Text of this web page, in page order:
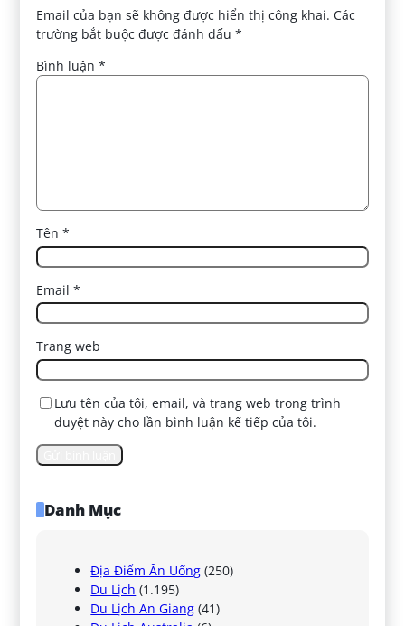
Email của bạn sẽ không được hiển thị công khai. Các
trường bắt buộc được đánh dấu*
Bình luận*
Tên*
Email*
Trang web
Lưu tên của tôi, email, và trang web trong trình
duyệt này cho lần bình luận kế tiếp của tôi.
Danh Mục
Địa Điểm Ăn Uống (250)
Du Lịch (1.195)
Du Lịch An Giang (41)